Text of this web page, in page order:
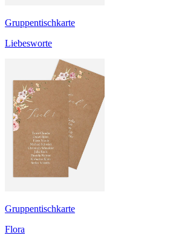
Gruppentischkarte
Liebesworte
Gruppentischkarte
Flora